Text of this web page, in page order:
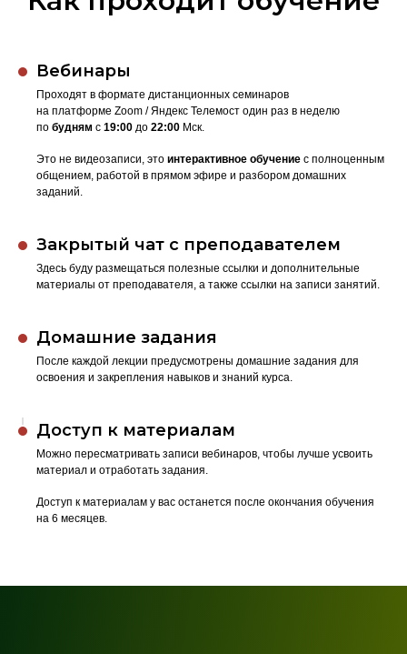
Вебинары
Проходят в формате дистанционных семинаров
на платформе Zoom / Яндекс Телемост один раз в неделю
по будням с 19:00 до 22:00 Мск.
Это не видеозаписи, это интерактивное обучение с полноценным
общением, работой в прямом эфире и разбором домашних
заданий.
Закрытый чат с преподавателем
Здесь буду размещаться полезные ссылки и дополнительные
материалы от преподавателя, а также ссылки на записи занятий.
Домашние задания
После каждой лекции предусмотрены домашние задания для
освоения и закрепления навыков и знаний курса.
Доступ к материалам
Можно пересматривать записи вебинаров, чтобы лучше усвоить
материал и отработать задания.
Доступ к материалам у вас останется после окончания обучения
на 6 месяцев.